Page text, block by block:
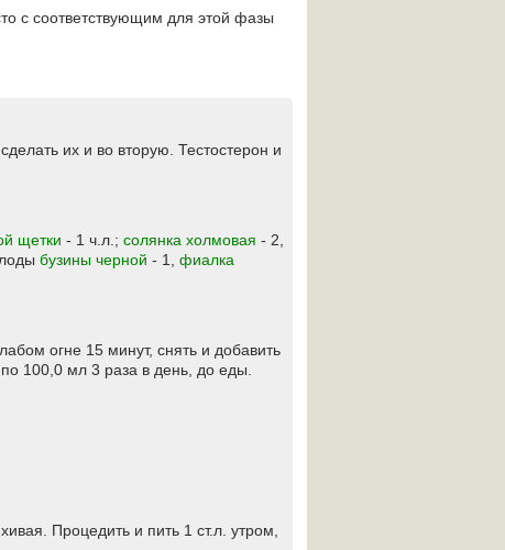
с соответствующим для этой фазы
их и во вторую. Тестостерон и
щетки - 1 ч.л.; солянка холмовая - 2,
бузины черной - 1, фиалка
огне 15 минут, снять и добавить
100,0 мл 3 раза в день, до еды.
Процедить и пить 1 ст.л. утром,